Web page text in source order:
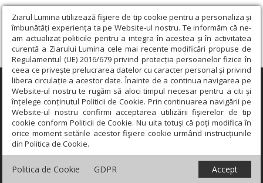
Ziarul Lumina utilizează fişiere de tip cookie pentru a personaliza și
îmbunătăți experiența ta pe Website-ul nostru. Te informăm că ne-
am actualizat politicile pentru a integra în acestea și în activitatea
curentă a Ziarului Lumina cele mai recente modificări propuse de
Regulamentul (UE) 2016/679 privind protecția persoanelor fizice în
ceea ce privește prelucrarea datelor cu caracter personal și privind
libera circulație a acestor date. Înainte de a continua navigarea pe
Website-ul nostru te rugăm să aloci timpul necesar pentru a citi și
înțelege conținutul Politicii de Cookie. Prin continuarea navigării pe
Website-ul nostru confirmi acceptarea utilizării fişierelor de tip
cookie conform Politicii de Cookie. Nu uita totuși că poți modifica în
orice moment setările acestor fişiere cookie urmând instrucțiunile
din Politica de Cookie.
Politica de Cookie GDPR Accept
×